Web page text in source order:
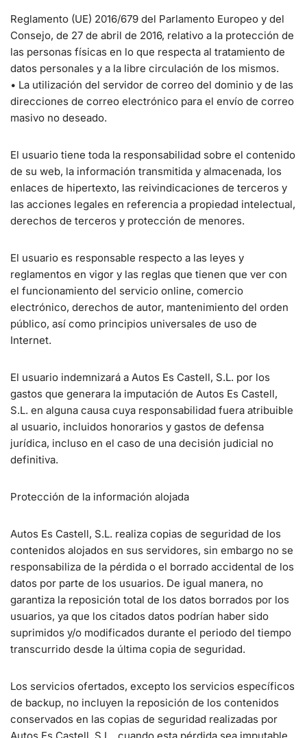
Reglamento (UE) 2016/679 del Parlamento Europeo y del
Consejo, de 27 de abril de 2016, relativo a la protección de
las personas físicas en lo que respecta al tratamiento de
datos personales y a la libre circulación de los mismos.
• La utilización del servidor de correo del dominio y de las
direcciones de correo electrónico para el envío de correo
masivo no deseado.
El usuario tiene toda la responsabilidad sobre el contenido
de su web, la información transmitida y almacenada, los
enlaces de hipertexto, las reivindicaciones de terceros y
las acciones legales en referencia a propiedad intelectual,
derechos de terceros y protección de menores.
El usuario es responsable respecto a las leyes y
reglamentos en vigor y las reglas que tienen que ver con
el funcionamiento del servicio online, comercio
electrónico, derechos de autor, mantenimiento del orden
público, así como principios universales de uso de
Internet.
El usuario indemnizará a Autos Es Castell, S.L. por los
gastos que generara la imputación de Autos Es Castell,
S.L. en alguna causa cuya responsabilidad fuera atribuible
al usuario, incluidos honorarios y gastos de defensa
jurídica, incluso en el caso de una decisión judicial no
definitiva.
Protección de la información alojada
Autos Es Castell, S.L. realiza copias de seguridad de los
contenidos alojados en sus servidores, sin embargo no se
responsabiliza de la pérdida o el borrado accidental de los
datos por parte de los usuarios. De igual manera, no
garantiza la reposición total de los datos borrados por los
usuarios, ya que los citados datos podrían haber sido
suprimidos y/o modificados durante el periodo del tiempo
transcurrido desde la última copia de seguridad.
Los servicios ofertados, excepto los servicios específicos
de backup, no incluyen la reposición de los contenidos
conservados en las copias de seguridad realizadas por